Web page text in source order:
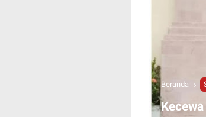
Beranda